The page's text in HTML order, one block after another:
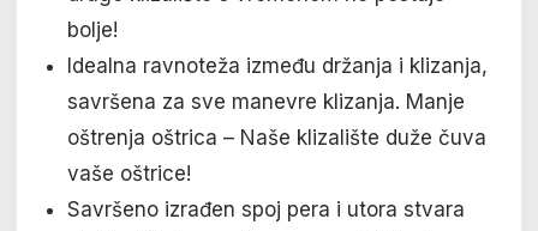
bolje!
Idealna ravnoteža između držanja i klizanja,
savršena za sve manevre klizanja. Manje
oštrenja oštrica – Naše klizalište duže čuva
vaše oštrice!
Savršeno izrađen spoj pera i utora stvara